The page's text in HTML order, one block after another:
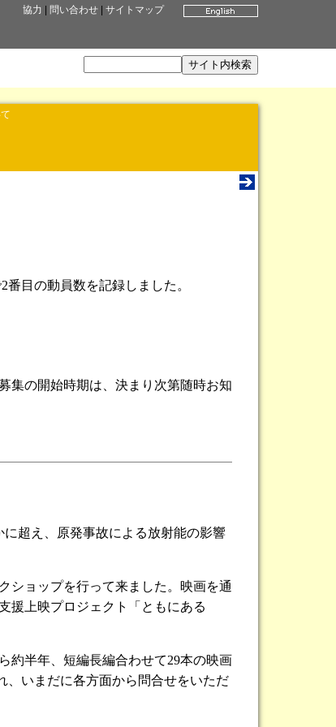
協力 問い合わせ サイトマップ
目の動員数を記録しました。
集の開始時期は、決まり次第随時お知
超え、原発事故による放射能の影響
ショップを行って来ました。映画を通
援上映プロジェクト「ともにある
約半年、短編長編合わせて29本の映画
、いまだに各方面から問合せをいただ